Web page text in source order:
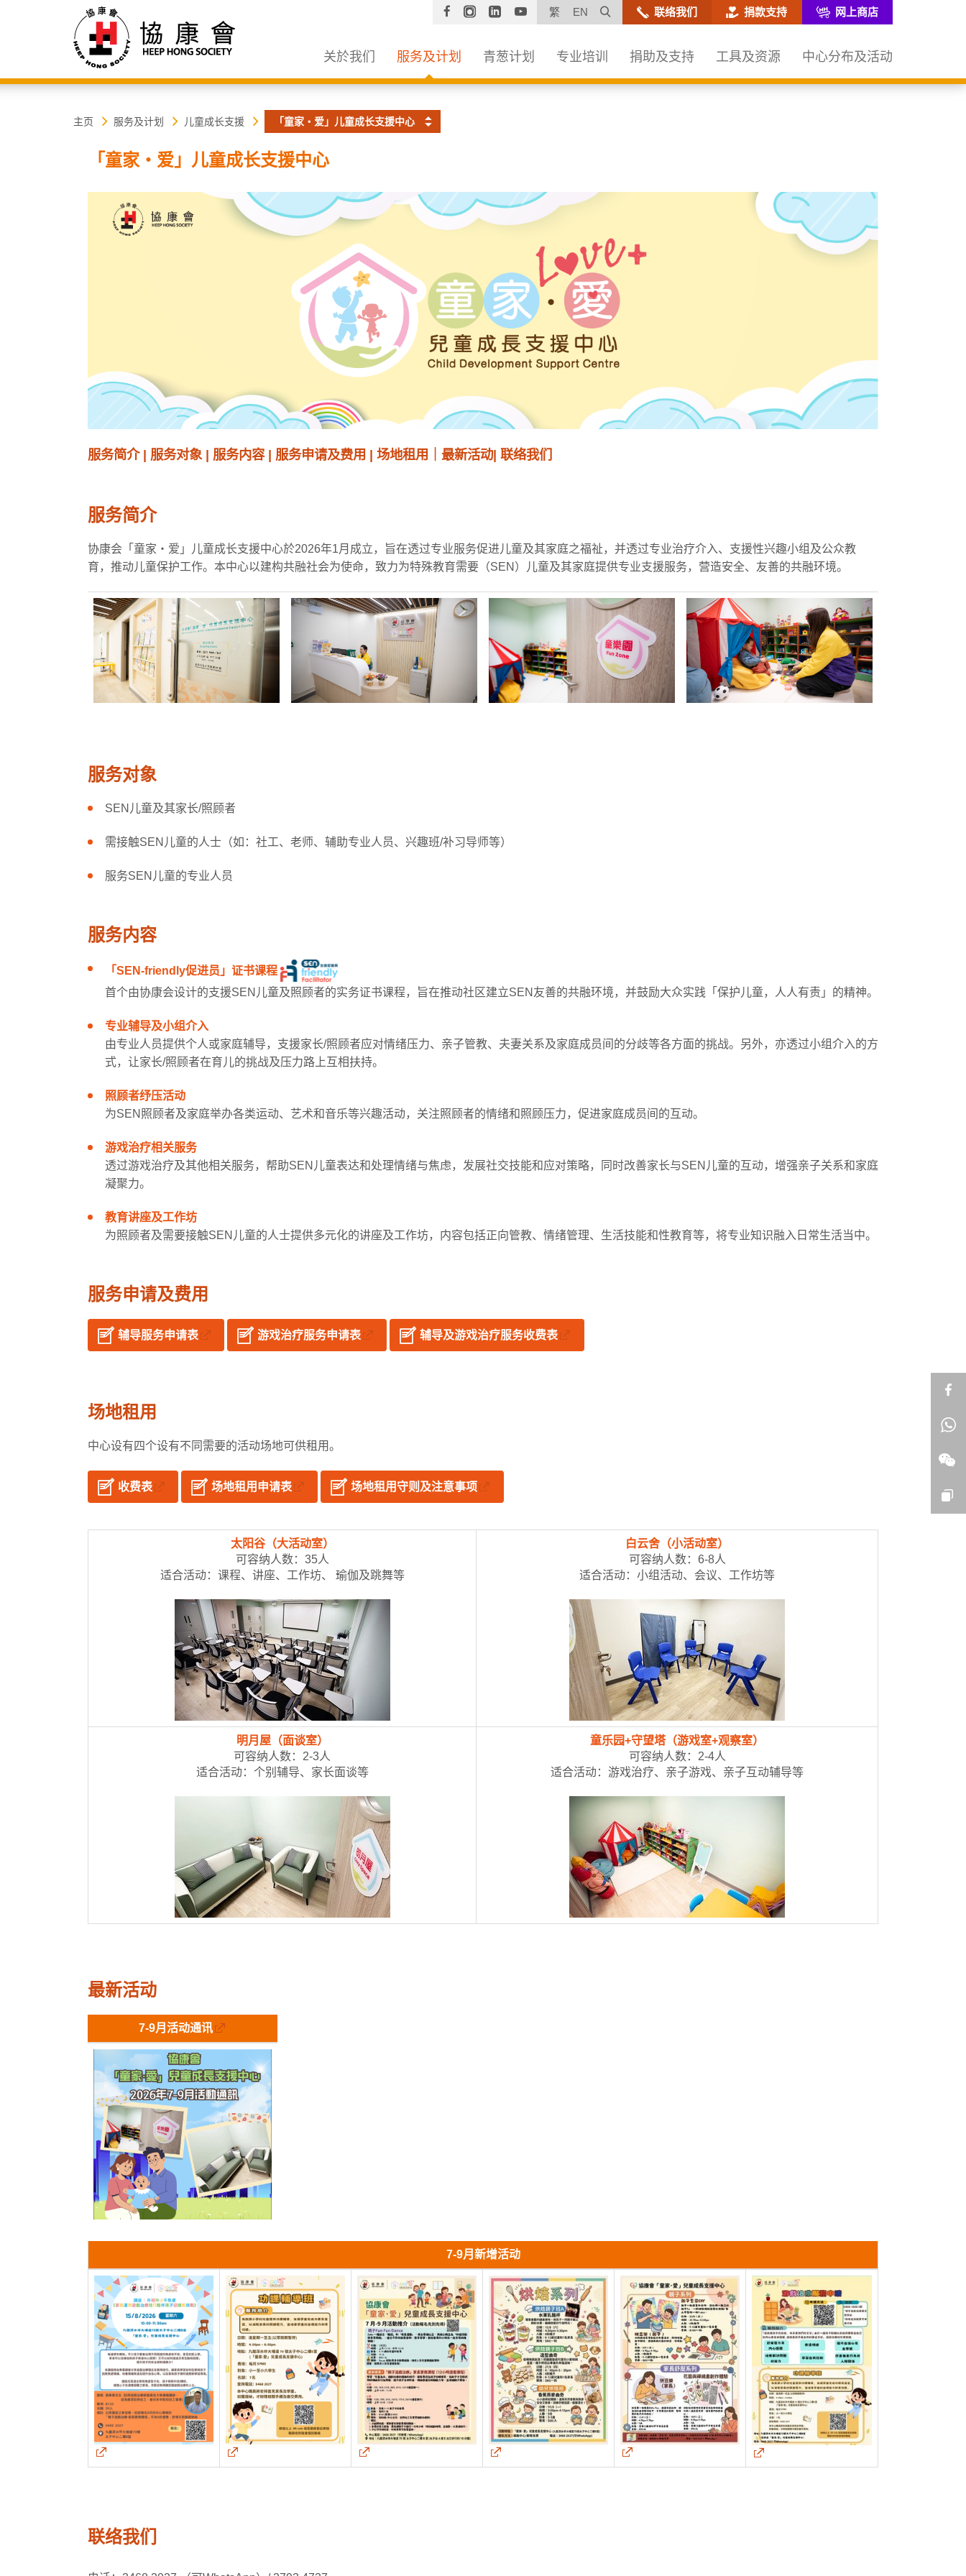
FacebookInstagram
LinkedinYouTube
繁 EN 打开网站搜寻框
联络我们 捐款支持 网上商店
关於我们 服务及计划 青葱计划 专业培训 捐助及支持 工具及资源 中心分布及活动
主页 服务及计划 儿童成长支援 「童家・爱」儿童成长支援中心
「童家・爱」儿童成长支援中心
服务简介| 服务对象| 服务内容| 服务申请及费用 | 场地租用 最新活动| 联络我们
服务简介
协康会「童家・爱」儿童成长支援中心於2026年1月成立，旨在透过专业服务促进儿童及其家庭之福祉，并透过专业治疗介入、支援性兴趣小组及公众教
育，推动儿童保护工作。本中心以建构共融社会为使命，致力为特殊教育需要（SEN）儿童及其家庭提供专业支援服务，营造安全、友善的共融环境。
服务对象
SEN儿童及其家长/照顾者
需接触SEN儿童的人士（如：社工、老师、辅助专业人员、兴趣班/补习导师等）
服务SEN儿童的专业人员
服务内容
「SEN-friendly促进员」证书课程
首个由协康会设计的支援SEN儿童及照顾者的实务证书课程，旨在推动社区建立SEN友善的共融环境，并鼓励大众实践「保护儿童，人人有责」的精神。
专业辅导及小组介入
由专业人员提供个人或家庭辅导，支援家长/照顾者应对情绪压力、亲子管教、夫妻关系及家庭成员间的分歧等各方面的挑战。另外，亦透过小组介入的方
式，让家长/照顾者在育儿的挑战及压力路上互相扶持。
照顾者纾压活动
为SEN照顾者及家庭举办各类运动、艺术和音乐等兴趣活动，关注照顾者的情绪和照顾压力，促进家庭成员间的互动。
游戏治疗相关服务
透过游戏治疗及其他相关服务，帮助SEN儿童表达和处理情绪与焦虑，发展社交技能和应对策略，同时改善家长与SEN儿童的互动，增强亲子关系和家庭
凝聚力。
教育讲座及工作坊
为照顾者及需要接触SEN儿童的人士提供多元化的讲座及工作坊，内容包括正向管教、情绪管理、生活技能和性教育等，将专业知识融入日常生活当中。
服务申请及费用
辅导服务申请表 游戏治疗服务申请表 辅导及游戏治疗服务收费表
场地租用
中心设有四个设有不同需要的活动场地可供租用。
收费表 场地租用申请表 场地租用守则及注意事项
太阳谷（大活动室）
可容纳人数：35人
适合活动：课程、讲座、工作坊、 瑜伽及跳舞等
白云舍（小活动室）
可容纳人数：6-8人
适合活动：小组活动、会议、工作坊等
明月屋（面谈室）
可容纳人数：2-3人
适合活动：个别辅导、家长面谈等
童乐园+守望塔（游戏室+观察室）
可容纳人数：2-4人
适合活动：游戏治疗、亲子游戏、亲子互动辅导等
最新活动
7-9月活动通讯
7-9月新增活动
联络我们